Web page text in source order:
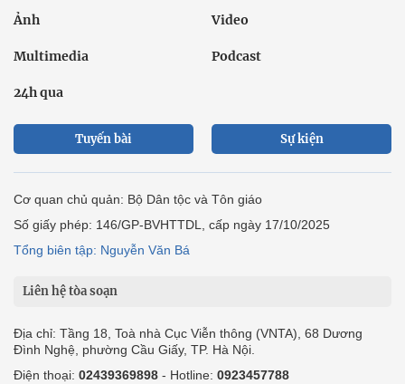
Ảnh Video
Multimedia Podcast
24h qua
Tuyến bài Sự kiện
Cơ quan chủ quản: Bộ Dân tộc và Tôn giáo
Số giấy phép: 146/GP-BVHTTDL, cấp ngày 17/10/2025
Tổng biên tập: Nguyễn Văn Bá
Liên hệ tòa soạn
Địa chỉ: Tầng 18, Toà nhà Cục Viễn thông (VNTA), 68 Dương
Đình Nghệ, phường Cầu Giấy, TP. Hà Nội.
Điện thoại: 02439369898 - Hotline: 0923457788